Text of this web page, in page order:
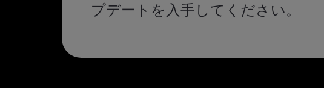
プデートを入手してください。